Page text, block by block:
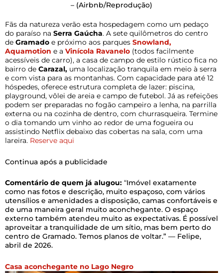
– (Airbnb/Reprodução)
Fãs da natureza verão esta hospedagem como um pedaço
do paraíso na Serra Gaúcha. A sete quilômetros do centro
de Gramado e próximo aos parques Snowland,
Aquamotion e a Vinícola Ravanelo (todos facilmente
acessíveis de carro), a casa de campo de estilo rústico fica no
bairro de Carazal, uma localização tranquila em meio à serra
e com vista para as montanhas. Com capacidade para até 12
hóspedes, oferece estrutura completa de lazer: piscina,
playground, vôlei de areia e campo de futebol. Já as refeições
podem ser preparadas no fogão campeiro a lenha, na parrilla
externa ou na cozinha de dentro, com churrasqueira. Termine
o dia tomando um vinho ao redor de uma fogueira ou
assistindo Netflix debaixo das cobertas na sala, com uma
lareira. Reserve aqui
Continua após a publicidade
Comentário de quem já alugou: “Imóvel exatamente
como nas fotos e descrição, muito espaçoso, com vários
utensílios e amenidades a disposição, camas confortáveis e
de uma maneira geral muito aconchegante. O espaço
externo também atendeu muito as expectativas. É possível
aproveitar a tranquilidade de um sítio, mas bem perto do
centro de Gramado. Temos planos de voltar.” — Felipe,
abril de 2026.
Casa aconchegante no Lago Negro